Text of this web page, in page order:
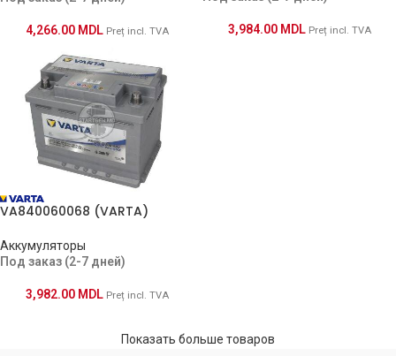
4,266.00 MDL Preț incl. TVA 3,984.00 MDL Preț incl. TVA
VA840060068 (VARTA)
Аккумуляторы
Под заказ (2-7 дней)
3,982.00 MDL Preț incl. TVA
Показать больше товаров